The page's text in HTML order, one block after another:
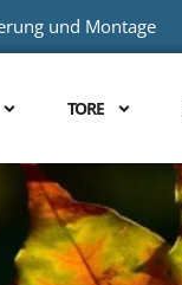
und Montage
TORE